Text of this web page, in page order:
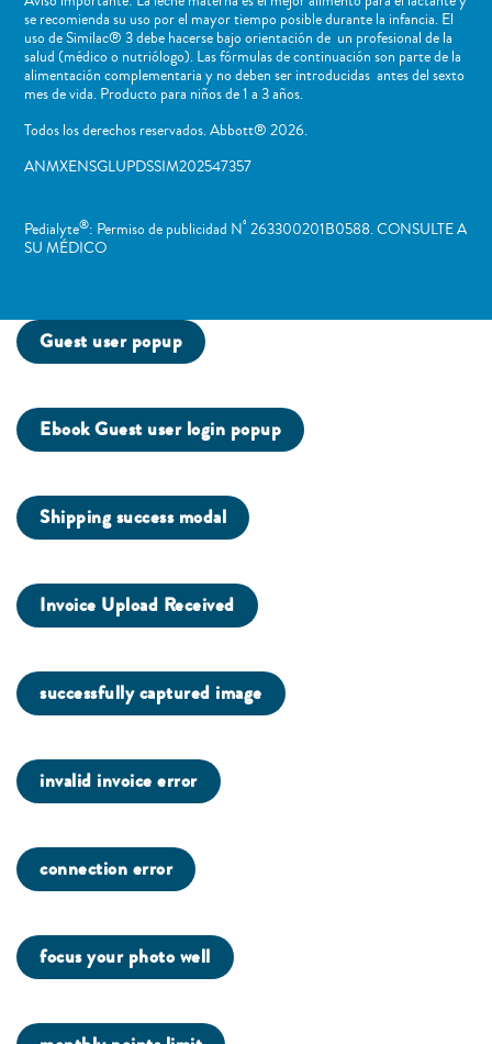
se recomienda su uso por el mayor tiempo posible durante la infancia. El
uso de Similac® 3 debe hacerse bajo orientación de un profesional de la
salud (médico o nutriólogo). Las fórmulas de continuación son parte de la
alimentación complementaria y no deben ser introducidas antes del sexto
mes de vida. Producto para niños de 1 a 3 años.
Todos los derechos reservados. Abbott® 2026.
ANMXENSGLUPDSSIM202547357
Pedialyte®: Permiso de publicidad Nº 263300201B0588. CONSULTE A
SU MÉDICO
Guest user popup
Ebook Guest user login popup
Shipping success modal
Invoice Upload Received
successfully captured image
invalid invoice error
connection error
focus your photo well